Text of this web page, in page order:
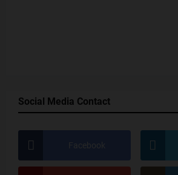
Social Media Contact
Facebook